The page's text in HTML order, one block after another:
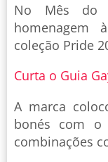
No Mês do
homenagem
coleção Pride
Curta o Guia
A marca
bonés com o
combinações